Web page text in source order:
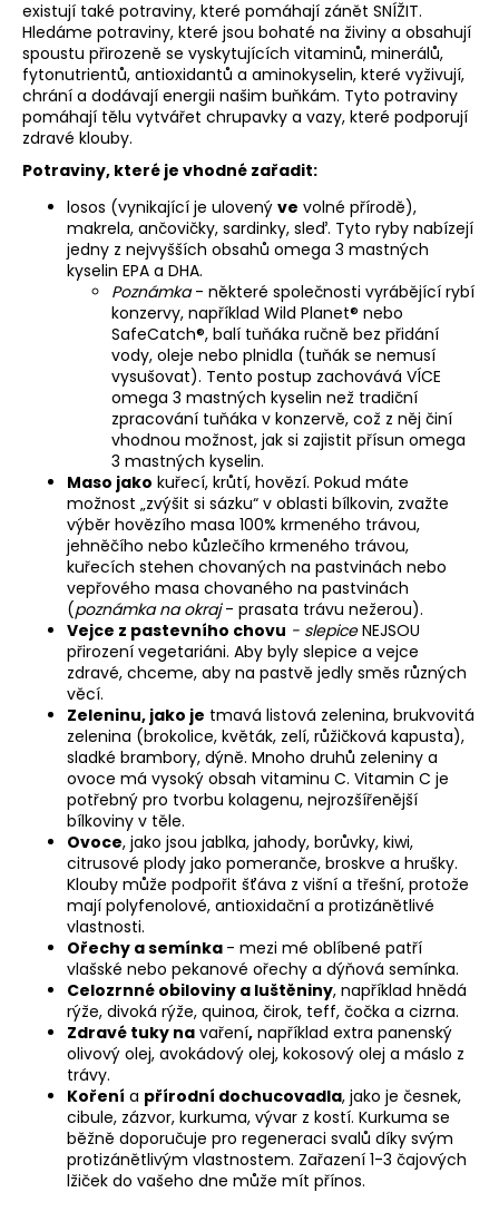
existují také potraviny, které pomáhají zánět SNÍŽIT.
Hledáme potraviny, které jsou bohaté na živiny a obsahují
spoustu přirozeně se vyskytujících vitaminů, minerálů,
fytonutrientů, antioxidantů a aminokyselin, které vyživují,
chrání a dodávají energii našim buňkám. Tyto potraviny
pomáhají tělu vytvářet chrupavky a vazy, které podporují
zdravé klouby.
Potraviny, které je vhodné zařadit:
losos (vynikající je ulovený ve volné přírodě),
makrela, ančovičky, sardinky, sleď. Tyto ryby nabízejí
jedny z nejvyšších obsahů omega 3 mastných
kyselin EPA a DHA.
Poznámka- některé společnosti vyrábějící rybí
konzervy, například Wild Planet® nebo
SafeCatch®, balí tuňáka ručně bez přidání
vody, oleje nebo plnidla (tuňák se nemusí
vysušovat). Tento postup zachovává VÍCE
omega 3 mastných kyselin než tradiční
zpracování tuňáka v konzervě, což z něj činí
vhodnou možnost, jak si zajistit přísun omega
3 mastných kyselin.
Maso jako kuřecí, krůtí, hovězí. Pokud máte
možnost „zvýšit si sázku“ v oblasti bílkovin, zvažte
výběr hovězího masa 100% krmeného trávou,
jehněčího nebo kůzlečího krmeného trávou,
kuřecích stehen chovaných na pastvinách nebo
vepřového masa chovaného na pastvinách
(poznámka na okraj- prasata trávu nežerou).
Vejce z pastevního chovu - slepiceNEJSOU
přirození vegetariáni. Aby byly slepice a vejce
zdravé, chceme, aby na pastvě jedly směs různých
věcí.
Zeleninu, jako je tmavá listová zelenina, brukvovitá
zelenina (brokolice, květák, zelí, růžičková kapusta),
sladké brambory, dýně. Mnoho druhů zeleniny a
ovoce má vysoký obsah vitaminu C. Vitamin C je
potřebný pro tvorbu kolagenu, nejrozšířenější
bílkoviny v těle.
Ovoce, jako jsou jablka, jahody, borůvky, kiwi,
citrusové plody jako pomeranče, broskve a hrušky.
Klouby může podpořit šťáva z višní a třešní, protože
mají polyfenolové, antioxidační a protizánětlivé
vlastnosti.
Ořechy a semínka - mezi mé oblíbené patří
vlašské nebo pekanové ořechy a dýňová semínka.
Celozrnné obiloviny a luštěniny, například hnědá
rýže, divoká rýže, quinoa, čirok, teff, čočka a cizrna.
Zdravé tuky na vaření, například extra panenský
olivový olej, avokádový olej, kokosový olej a máslo z
trávy.
Koření a přírodní dochucovadla, jako je česnek,
cibule, zázvor, kurkuma, vývar z kostí. Kurkuma se
běžně doporučuje pro regeneraci svalů díky svým
protizánětlivým vlastnostem. Zařazení 1-3 čajových
lžiček do vašeho dne může mít přínos.